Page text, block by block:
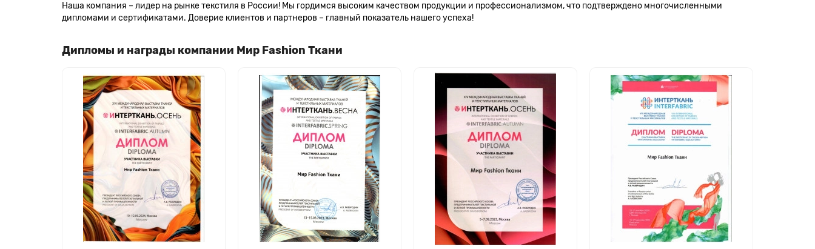
Наша компания – лидер на рынке текстиля в России! Мы гордимся высоким качеством продукции и профессионализмом, что подтверждено многочисленными
дипломами и сертификатами. Доверие клиентов и партнеров – главный показатель нашего успеха!
Дипломы и награды компании Мир Fashion Ткани